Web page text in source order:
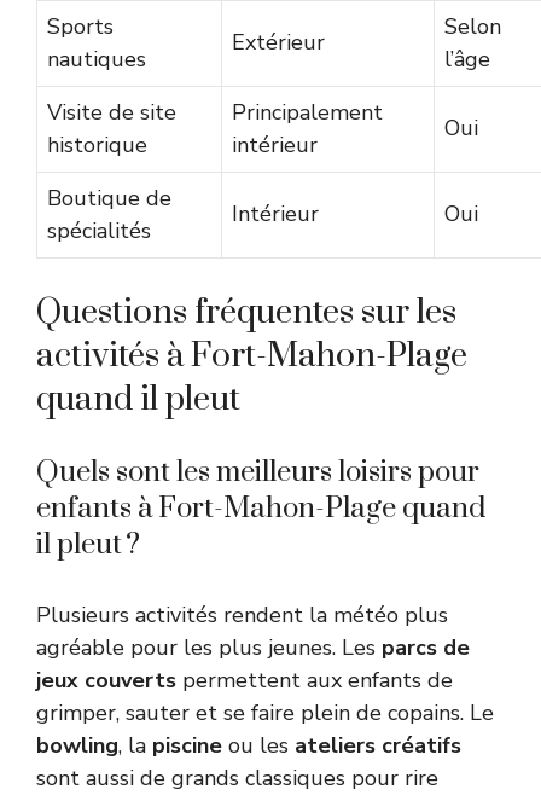
Sports
nautiques
Extérieur
Selon
l’âge
Visite de site
historique
Principalement
intérieur
Oui
Boutique de
spécialités
Intérieur Oui
Questions fréquentes sur les
activités à Fort-Mahon-Plage
quand il pleut
Quels sont les meilleurs loisirs pour
enfants à Fort-Mahon-Plage quand
il pleut ?
Plusieurs activités rendent la météo plus
agréable pour les plus jeunes. Les parcs de
jeux couverts permettent aux enfants de
grimper, sauter et se faire plein de copains. Le
bowling, la piscine ou les ateliers créatifs
sont aussi de grands classiques pour rire